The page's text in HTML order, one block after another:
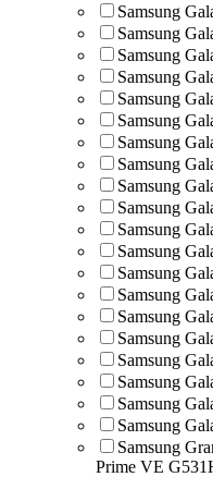
Samsung
Samsung
Samsung
Samsung
Samsung
Samsung
Samsung
Samsung
Samsung
Samsung
Samsung
Samsung
Samsung
Samsung
Samsung
Samsung
Samsung
Samsung
Samsung
Samsung
Samsung
Prime VE